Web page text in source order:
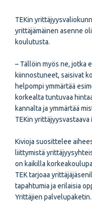
TEKin
yrittäjämäinen asenne
koulutusta.
– Tällöin myös ne, jotka
kiinnostuneet, saisivat
helpompi ymmärtää
korkealta tuntuvaa
kannalta ja ymmärtää
TEKin yrittäjyysvastaava
Kivioja suosittelee
liittymistä
on kaikilla
TEK tarjoaa
tapahtumia ja erilaisia
Yrittäjien palvelupaketin.